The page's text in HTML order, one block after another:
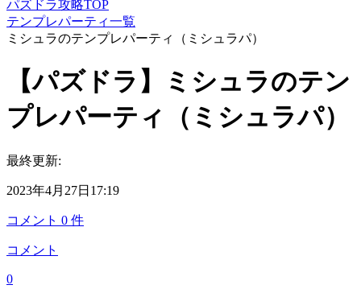
パズドラ攻略TOP
テンプレパーティ一覧
ミシュラのテンプレパーティ（ミシュラパ）
【パズドラ】ミシュラのテン
プレパーティ（ミシュラパ）
最終更新:
2023年4月27日17:19
コメント 0 件
コメント
0